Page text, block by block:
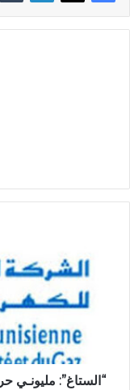
“الستاغ”: مليونـي